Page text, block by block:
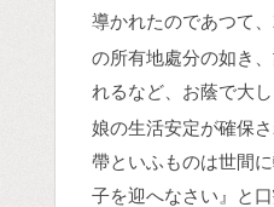
導かれたのであつて
の所有地處分の如き
れるなど、お蔭で大
娘の生活安定が確保
帶といふものは世間
子を迎へなさい』と